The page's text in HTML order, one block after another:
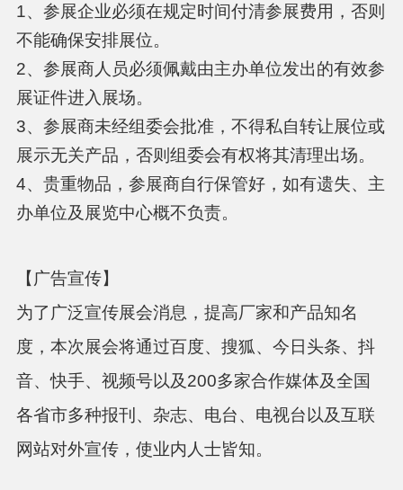
1、参展企业必须在规定时间付清参展费用，否则
不能确保安排展位。
2、参展商人员必须佩戴由主办单位发出的有效参
展证件进入展场。
3、参展商未经组委会批准，不得私自转让展位或
展示无关产品，否则组委会有权将其清理出场。
4、贵重物品，参展商自行保管好，如有遗失、主
办单位及展览中心概不负责。
【广告宣传】
为了广泛宣传展会消息，提高厂家和产品知名
度，本次展会将通过百度、搜狐、今日头条、抖
音、快手、视频号以及200多家合作媒体及全国
各省市多种报刊、杂志、电台、电视台以及互联
网站对外宣传，使业内人士皆知。